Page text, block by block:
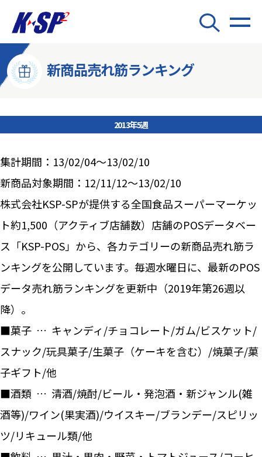
新商品売れ筋ランキング
2013年5週
集計期間：13/02/04～13/02/10
新商品対象期間：12/11/12～13/02/10
株式会社KSP-SPが提供する全国食品スーパーマーケッ
ト約1,500（アクティブ店舗数）店舗のPOSデータベー
ス「KSP-POS」から、各カテゴリーの新商品売れ筋ラ
ンキングを公開しています。毎週水曜日に、最新のPOS
データ売れ筋ランキングを更新中（2019年第26週以
降）。
■菓子 … キャンディ/チョコレート/ガム/ビスケット/
スナック/玩具菓子/生菓子（ケーキを含む）/焼菓子/菓
子ギフト/他
■酒類 … 清酒/焼酎/ビール・発泡酒・新ジャンル(雑
酒等)/ワイン(果実酒)/ウイスキー/ブランデー/スピリッ
ツ/リキュール類/他